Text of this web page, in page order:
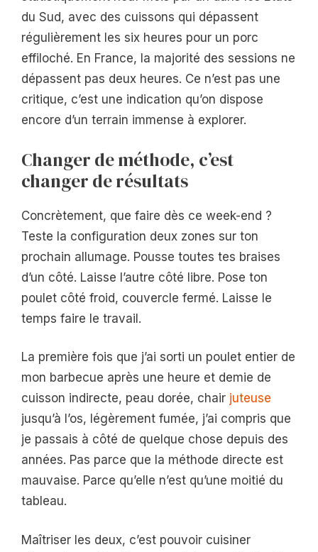
du Sud, avec des cuissons qui dépassent
régulièrement les six heures pour un porc
effiloché. En France, la majorité des sessions ne
dépassent pas deux heures. Ce n’est pas une
critique, c’est une indication qu’on dispose
encore d’un terrain immense à explorer.
Changer de méthode, c’est
changer de résultats
Concrètement, que faire dès ce week-end ?
Teste la configuration deux zones sur ton
prochain allumage. Pousse toutes tes braises
d’un côté. Laisse l’autre côté libre. Pose ton
poulet côté froid, couvercle fermé. Laisse le
temps faire le travail.
La première fois que j’ai sorti un poulet entier de
mon barbecue après une heure et demie de
cuisson indirecte, peau dorée, chair juteuse
jusqu’à l’os, légèrement fumée, j’ai compris que
je passais à côté de quelque chose depuis des
années. Pas parce que la méthode directe est
mauvaise. Parce qu’elle n’est qu’une moitié du
tableau.
Maîtriser les deux, c’est pouvoir cuisiner